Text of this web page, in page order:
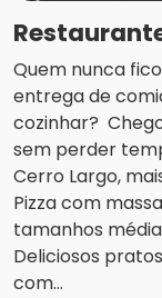
Quem nunca
entrega de
cozinhar?
sem perder
Cerro Largo,
Pizza com
tamanhos
Deliciosos
com...